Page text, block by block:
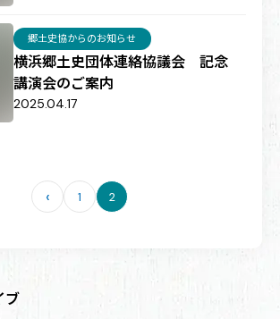
横浜郷土史団体連絡協議会 記念
講演会のご案内
郷土史協からのお知らせ
2025.04.17
‹ 1 2
ブ